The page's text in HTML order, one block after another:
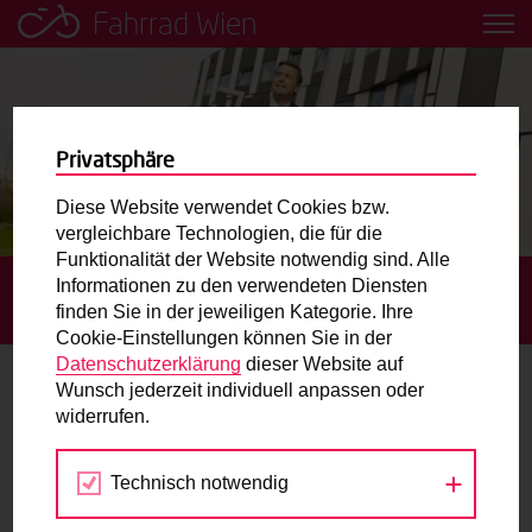
Fahrrad Wien
Leih dir einfach ein Transportfahrrad in deiner Nähe aus!
Mobilitätsbildung für Kinder und
Jugendliche
Radweg-Projektkarte
Routenplaner
Mit dem Fahrrad in Wien unterwegs? Hier finden Sie die
beste Route.
Wunschbox
Sie haben ein Anliegen zum Radverkehr? Schreiben Sie
STARTSEITE BLOG
WIEN RADELT ZUR ARBEIT:
MITMACHEN UND GEWINNEN
Wien radelt zur Arbeit: Mitmachen und
gewinnen
Privatsphäre
Diese Website verwendet Cookies bzw.
vergleichbare Technologien, die für die
Funktionalität der Website notwendig sind. Alle
Informationen zu den verwendeten Diensten
finden Sie in der jeweiligen Kategorie. Ihre
Cookie-Einstellungen können Sie in der
Datenschutzerklärung dieser Website auf
Wunsch jederzeit individuell anpassen oder
widerrufen.
Technisch notwendig